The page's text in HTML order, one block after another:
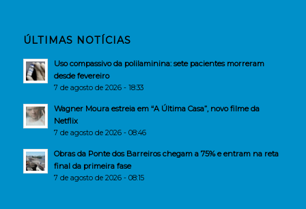
ÚLTIMAS NOTÍCIAS
Uso compassivo da polilaminina: sete pacientes morreram
desde fevereiro
7 de agosto de 2026 - 18:33
Wagner Moura estreia em “A Última Casa”, novo filme da
Netflix
7 de agosto de 2026 - 08:46
Obras da Ponte dos Barreiros chegam a 75% e entram na reta
final da primeira fase
7 de agosto de 2026 - 08:15